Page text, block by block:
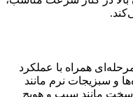
همراه با عملکرد
سرعت 1 برای میوه‌ها و سبزیجات نرم مانند
سرعت 2 برای مواد سخت مانند سیب و هویج